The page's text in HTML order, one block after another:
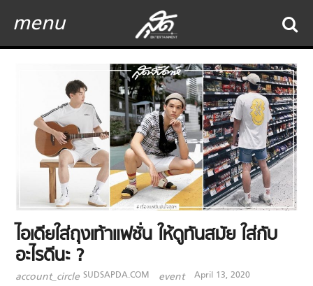
menu
ไอเดียใส่ถุงเท้าแฟชั่น ให้ดูทันสมัย ใส่กับ
อะไรดีนะ ?
account_circle SUDSAPDA.COM event April 13, 2020